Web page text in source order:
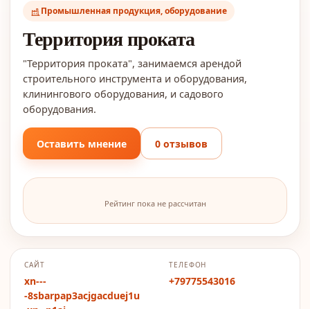
Промышленная продукция, оборудование
Территория проката
"Территория проката", занимаемся арендой
строительного инструмента и оборудования,
клинингового оборудования, и садового
оборудования.
Оставить мнение 0 отзывов
Рейтинг пока не рассчитан
САЙТ
xn---
-8sbarpap3acjgacduej1u
ТЕЛЕФОН
+79775543016